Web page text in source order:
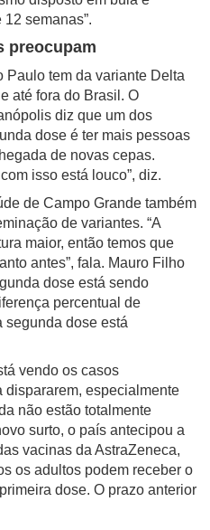
semanas”.
preocupam
Paulo tem da variante Delta
até fora do Brasil. O
diz que um dos
dose é ter mais pessoas
de novas cepas.
isso está louco”, diz.
de Campo Grande também
de variantes. “A
maior, então temos que
antes”, fala. Mauro Filho
dose está sendo
percentual de
segunda dose está
vendo os casos
dispararem, especialmente
não estão totalmente
surto, o país antecipou a
vacinas da AstraZeneca,
os adultos podem receber o
dose. O prazo anterior